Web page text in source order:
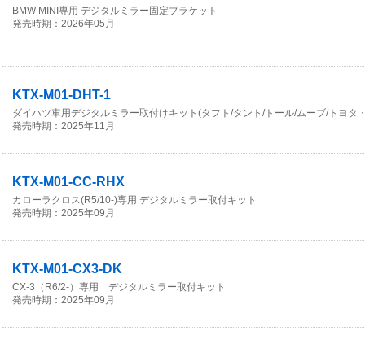
BMW MINI専用 デジタルミラー固定ブラケット
発売時期：2026年05月
KTX-M01-DHT-1
ダイハツ車用デジタルミラー取付けキット(タフト/タント/トール/ムーブ/トヨタ
発売時期：2025年11月
KTX-M01-CC-RHX
カローラクロス(R5/10-)専用 デジタルミラー取付キット
発売時期：2025年09月
KTX-M01-CX3-DK
CX-3（R6/2-）専用 デジタルミラー取付キット
発売時期：2025年09月